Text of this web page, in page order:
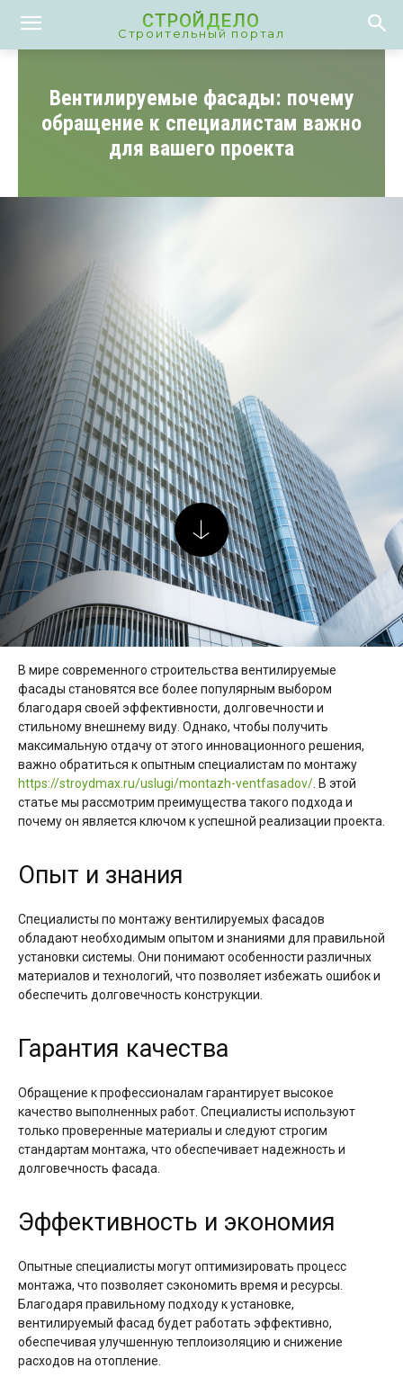
СТРОЙДЕЛО
Строительный портал
Вентилируемые фасады: почему
обращение к специалистам важно
для вашего проекта
В мире современного строительства вентилируемые
фасады становятся все более популярным выбором
благодаря своей эффективности, долговечности и
стильному внешнему виду. Однако, чтобы получить
максимальную отдачу от этого инновационного решения,
важно обратиться к опытным специалистам по монтажу
https://stroydmax.ru/uslugi/montazh-ventfasadov/ . В этой
статье мы рассмотрим преимущества такого подхода и
почему он является ключом к успешной реализации проекта.
Опыт и знания
Специалисты по монтажу вентилируемых фасадов
обладают необходимым опытом и знаниями для правильной
установки системы. Они понимают особенности различных
материалов и технологий, что позволяет избежать ошибок и
обеспечить долговечность конструкции.
Гарантия качества
Обращение к профессионалам гарантирует высокое
качество выполненных работ. Специалисты используют
только проверенные материалы и следуют строгим
стандартам монтажа, что обеспечивает надежность и
долговечность фасада.
Эффективность и экономия
Опытные специалисты могут оптимизировать процесс
монтажа, что позволяет сэкономить время и ресурсы.
Благодаря правильному подходу к установке,
вентилируемый фасад будет работать эффективно,
обеспечивая улучшенную теплоизоляцию и снижение
расходов на отопление.